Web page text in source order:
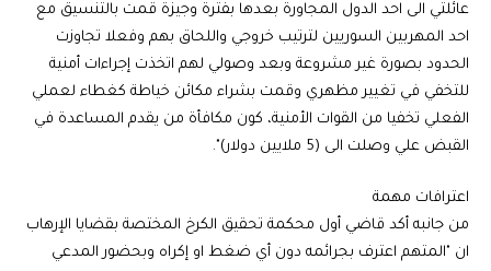
عائلتي الى احد الدول المجاورة بعدها بفترة وجيزة قمت بالتنسيق مع
احد المهربين السوريين لترتيب خروجي واللحاق بهم وفعلا تجاوزت
الحدود بصورة غير مشروعة وبعد وصولي لهم اتخذت إجراءات أمنية
للتخفي في تغيير مظهري وقمت بشراء مكائن خياطة كغطاء لعملي
الفعلي تخفيا من القوات الأمنية، كون مكافأة من يقدم المساعدة في
القبض علي وصلت الى (5 ملايين دولار)".
اعترافات مهمة
من جانبه أكد قاضي أول محكمة تحقيق الكرخ المختصة بقضايا الإرهاب
ان "المتهم اعترف بجرائمه دون أي ضغط او إكراه وبحضور المدعي